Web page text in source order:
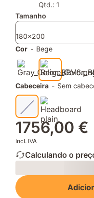
espuma
e
molas
ensacadas
memória
para
apoio
e
conforto
Qtd.: 1
Tamanho
180x200
Cor - Bege
Cabeceira - Sem
1756,00 €
Incl. IVA
Calculando o
Loading